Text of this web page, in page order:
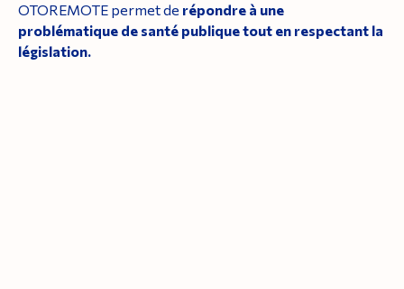
OTOREMOTE permet de répondre à une
problématique de santé publique tout en respectant la
législation.